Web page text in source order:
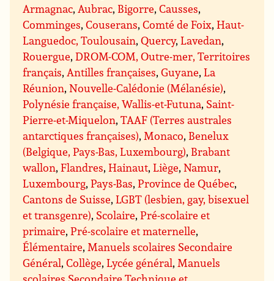
Armagnac, Aubrac, Bigorre,Causses,
Comminges,Couserans,Comté de Foix,Haut-
Languedoc, Toulousain,Quercy,Lavedan,
Rouergue,DROM-COM, Outre-mer, Territoires
français, Antilles françaises,Guyane,La
Réunion,Nouvelle-Calédonie (Mélanésie),
Polynésie française, Wallis-et-Futuna, Saint-
Pierre-et-Miquelon,TAAF (Terres australes
antarctiques françaises), Monaco, Benelux
(Belgique, Pays-Bas, Luxembourg), Brabant
wallon,Flandres,Hainaut,Liège,Namur,
Luxembourg,Pays-Bas,Province de Québec,
Cantons de Suisse,LGBT (lesbien, gay, bisexuel
et transgenre), Scolaire,Pré-scolaire et
primaire,Pré-scolaire et maternelle,
Élémentaire, Manuels scolaires Secondaire
Général,Collège,Lycée général, Manuels